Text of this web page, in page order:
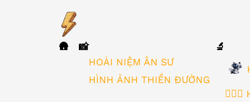
🛖
📸
HOÀI NIỆM ÂN SƯ
HÌNH ẢNH THIỀN ĐƯỜNG
🔬